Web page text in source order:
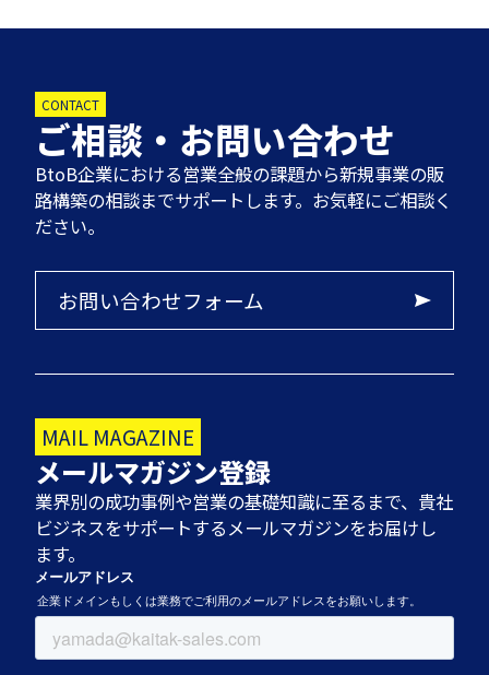
CONTACT
ご相談・お問い合わせ
BtoB企業における営業全般の課題から新規事業の販
路構築の相談までサポートします。お気軽にご相談く
ださい。
お問い合わせフォーム
MAIL MAGAZINE
メールマガジン登録
業界別の成功事例や営業の基礎知識に至るまで、貴社
ビジネスをサポートするメールマガジンをお届けし
ます。